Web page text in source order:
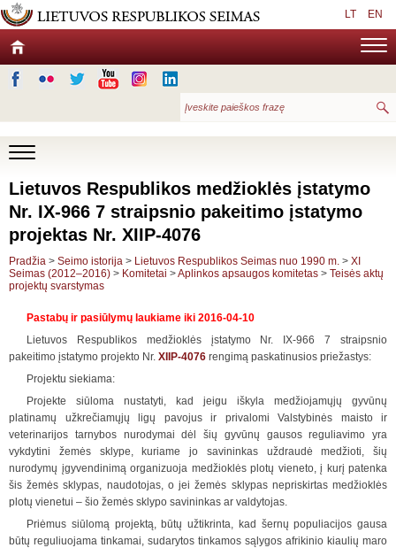
LT EN
Lietuvos Respublikos medžioklės įstatymo
Nr. IX-966 7 straipsnio pakeitimo įstatymo
projektas Nr. XIIP-4076
Pradžia > Seimo istorija > Lietuvos Respublikos Seimas nuo 1990 m. > XI
Seimas (2012–2016) > Komitetai >Aplinkos apsaugos komitetas > Teisės aktų
projektų svarstymas
Pastabų ir pasiūlymų laukiame iki 2016-04-10
Lietuvos Respublikos medžioklės įstatymo Nr. IX-966 7 straipsnio
pakeitimo įstatymo projekto Nr. XIIP-4076 rengimą paskatinusios priežastys:
Projektu siekiama:
Projekte siūloma nustatyti, kad jeigu iškyla medžiojamųjų gyvūnų
platinamų užkrečiamųjų ligų pavojus ir privalomi Valstybinės maisto ir
veterinarijos tarnybos nurodymai dėl šių gyvūnų gausos reguliavimo yra
vykdytini žemės sklype, kuriame jo savininkas uždraudė medžioti, šių
nurodymų įgyvendinimą organizuoja medžioklės plotų vieneto, į kurį patenka
šis žemės sklypas, naudotojas, o jei žemės sklypas nepriskirtas medžioklės
plotų vienetui – šio žemės sklypo savininkas ar valdytojas.
Priėmus siūlomą projektą, būtų užtikrinta, kad šernų populiacijos gausa
būtų reguliuojama tinkamai, sudarytos tinkamos sąlygos afrikinio kiaulių maro